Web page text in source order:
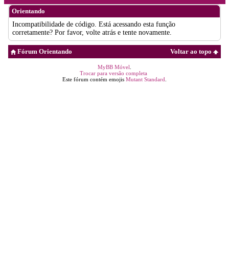
Orientando
Incompatibilidade de código. Está acessando esta função
corretamente? Por favor, volte atrás e tente novamente.
Voltar ao topo
Fórum Orientando
MyBB Móvel
Trocar para versão completa
Este fórum contém emojis Mutant Standard